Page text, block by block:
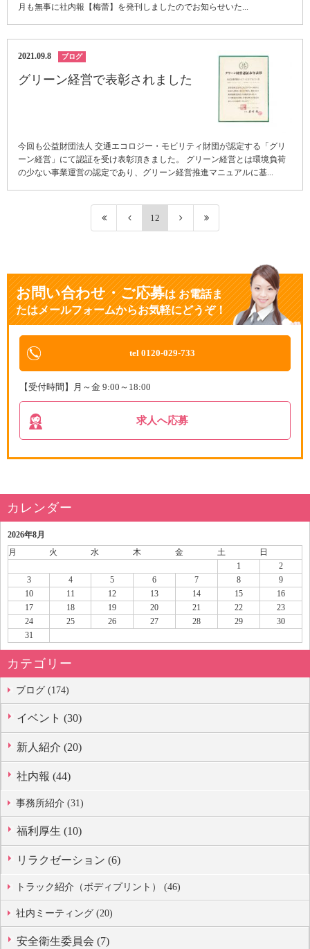
月も無事に社内報【梅蕾】を発刊しましたのでお知らせいた...
2021.09.8 ブログ
グリーン経営で表彰されました
今回も公益財団法人 交通エコロジー・モビリティ財団が認定する「グリ
ーン経営」にて認証を受け表彰頂きました。 グリーン経営とは環境負荷
の少ない事業運営の認定であり、グリーン経営推進マニュアルに基...
12
お問い合わせ・ご応募はお電話ま
たはメールフォームからお気軽にどうぞ！
tel 0120-029-733
【受付時間】月～金 9:00～18:00
求人へ応募
カレンダー
2026年8月
月
火 水 木 金 土
日
1
2
3
4 5 6 7 8
9
10
11 12 13 14 15
16
17
18 19 20 21 22
23
24
25 26 27 28 29
30
31
カテゴリー
ブログ (174)
イベント (30)
新人紹介 (20)
社内報 (44)
事務所紹介 (31)
福利厚生 (10)
リラクゼーション (6)
トラック紹介（ボディプリント） (46)
社内ミーティング (20)
安全衛生委員会 (7)